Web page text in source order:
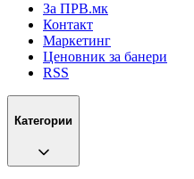
За ПРВ.мк
Контакт
Маркетинг
Ценовник за банери
RSS
Категории